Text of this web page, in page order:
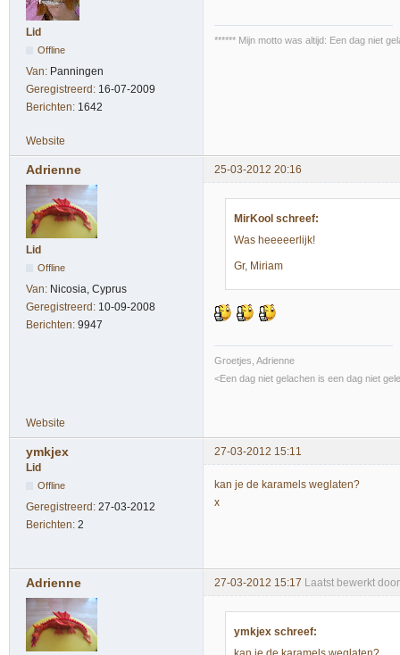
Lid
Offline
Van: Panningen
Geregistreerd: 16-07-2009
Berichten: 1642
****** Mijn motto was altijd: Een dag niet
Website
Adrienne 25-03-2012 20:16
Lid
Offline
Van: Nicosia, Cyprus
Geregistreerd: 10-09-2008
Berichten: 9947
MirKool schreef:
Was heeeeerlijk!
Gr, Miriam
Groetjes, Adrienne
<Een dag niet gelachen is een dag niet
Website
ymkjex
27-03-2012 15:11
Lid
Offline
Geregistreerd: 27-03-2012
Berichten: 2
kan je de karamels weglaten?
x
Adrienne 27-03-2012 15:17 Laatst bewerkt
ymkjex schreef: